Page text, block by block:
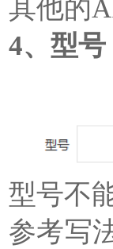
其他的
4、 型号
型号不
参考写